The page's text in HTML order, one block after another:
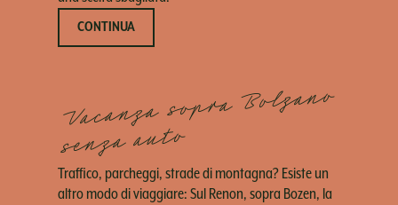
CONTINUA
Vacanza sopra Bolzano
senza auto
Traffico, parcheggi, strade di montagna? Esiste un
altro modo di viaggiare: Sul Renon, sopra Bozen, la